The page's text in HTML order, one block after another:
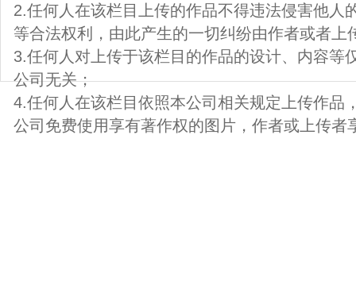
2.任何人在该栏目上传的作品不得违法侵害他人
等合法权利，由此产生的一切纠纷由作者或者上
3.任何人对上传于该栏目的作品的设计、内容等
公司无关；
4.任何人在该栏目依照本公司相关规定上传作品
公司免费使用享有著作权的图片，作者或上传者